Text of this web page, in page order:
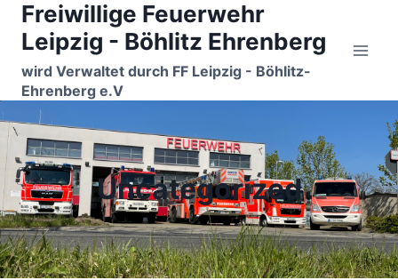
Zum
Inhalt
springen
Freiwillige Feuerwehr
Leipzig - Böhlitz Ehrenberg
wird Verwaltet durch FF Leipzig - Böhlitz-
Ehrenberg e.V
Uncategorized